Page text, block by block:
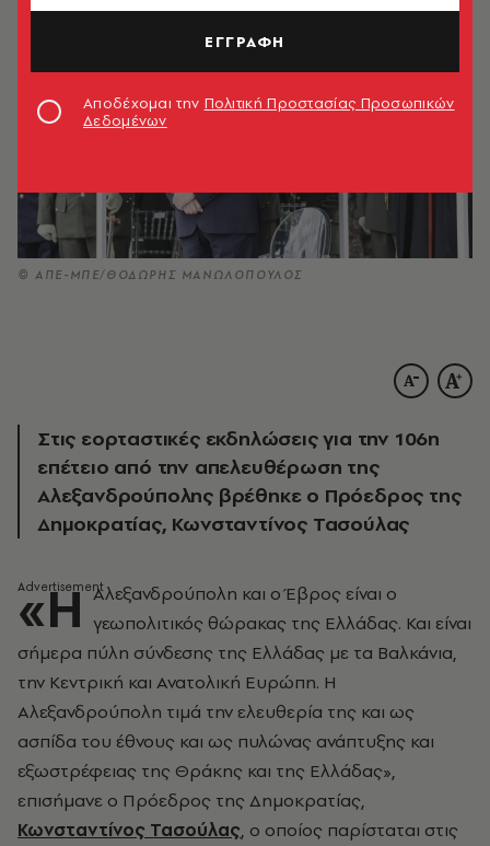
© ΑΠΕ-ΜΠΕ/ΘΟΔΩΡΗΣ ΜΑΝΩΛΟΠΟΥΛΟΣ
Στις εορταστικές εκδηλώσεις για την 106η
επέτειο από την απελευθέρωση της
Αλεξανδρούπολης βρέθηκε ο Πρόεδρος της
Δημοκρατίας, Κωνσταντίνος Τασούλας
«Η Αλεξανδρούπολη και ο Έβρος είναι ο
γεωπολιτικός θώρακας της Ελλάδας. Και είναι
σήμερα πύλη σύνδεσης της Ελλάδας με τα Βαλκάνια,
την Κεντρική και Ανατολική Ευρώπη. Η
Αλεξανδρούπολη τιμά την ελευθερία της και ως
ασπίδα του έθνους και ως πυλώνας ανάπτυξης και
εξωστρέφειας της Θράκης και της Ελλάδας»,
επισήμανε ο Πρόεδρος της Δημοκρατίας,
Κωνσταντίνος Τασούλας, ο οποίος παρίσταται στις
ΕΓΓΡΑΦΗ
Αποδέχομαι την Πολιτική Προστασίας Προσωπικών
Δεδομένων